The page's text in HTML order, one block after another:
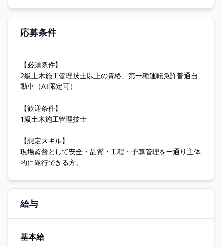
応募条件
【必須条件】
2級土木施工管理技士以上の資格、第一種運転免許普通自
動車（AT限定可）
【歓迎条件】
1級土木施工管理技士
【想定スキル】
現場監督として安全・品質・工程・予算管理を一通り主体
的に遂行できる方。
給与
基本給